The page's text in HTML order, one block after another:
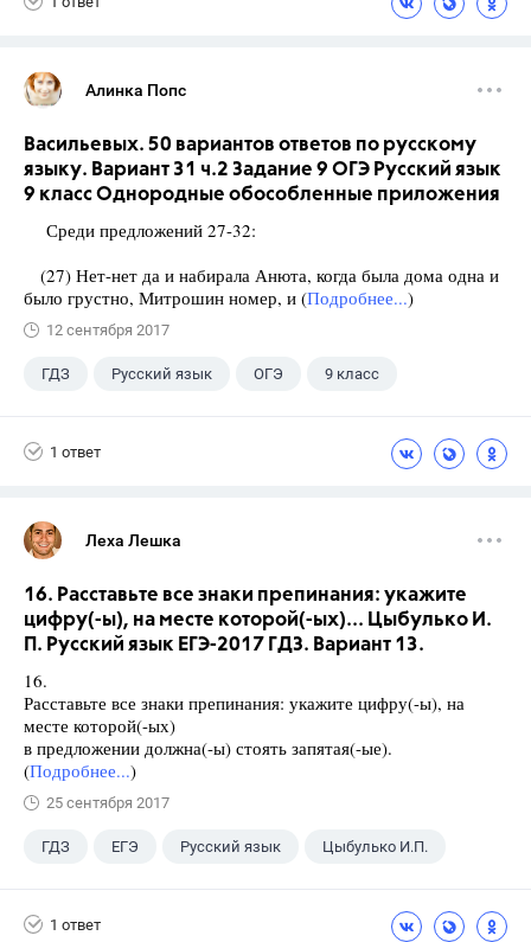
Алинка Попс
Васильевых. 50 вариантов ответов по русскому
языку. Вариант 31 ч.2 Задание 9 ОГЭ Русский язык
9 класс Однородные обособленные приложения
Среди предложений 27-32:
(27) Нет-нет да и набирала Анюта, когда была дома одна и
было грустно, Митрошин номер, и (Подробнее...)
12 сентября 2017
ГДЗ Русский язык ОГЭ 9 класс
1 ответ
Леха Лешка
16. Расставьте все знаки препинания: укажите
цифру(-ы), на месте которой(-ых)... Цыбулько И.
П. Русский язык ЕГЭ-2017 ГДЗ. Вариант 13.
16.
Расставьте все знаки препинания: укажите цифру(-ы), на
месте которой(-ых)
в предложении должна(-ы) стоять запятая(-ые).
(Подробнее...)
25 сентября 2017
ГДЗ ЕГЭ Русский язык Цыбулько И.П.
1 ответ